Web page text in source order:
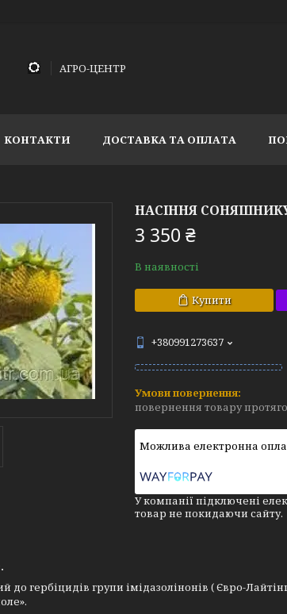
АГРО-ЦЕНТР
КОНТАКТИ ДОСТАВКА ТА ОПЛАТА
НАСІННЯ
3 350 ₴
В наявності
Купити
+380991273637
повернення товару
У компанії підключені
товар не покидаючи сайту.
до гербіцидів групи імідазолінонів ( Євро-